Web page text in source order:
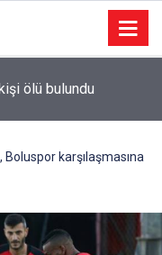
Boluspor karşılaşmasına